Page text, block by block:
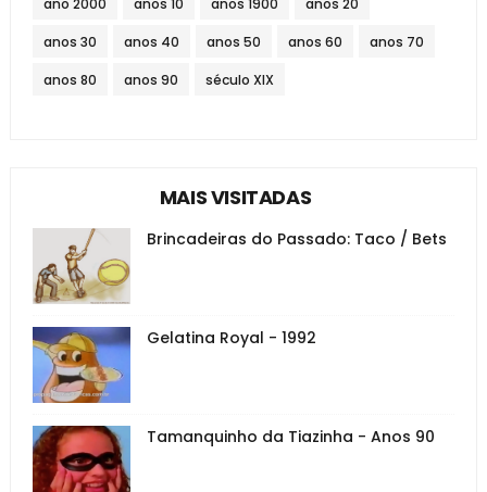
anos 30 anos 40 anos 50 anos 60 anos 70
anos 80 anos 90 século XIX
MAIS VISITADAS
Brincadeiras do Passado: Taco / Bets
Gelatina Royal - 1992
Tamanquinho da Tiazinha - Anos 90